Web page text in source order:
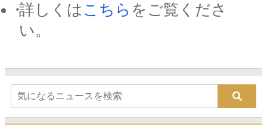
詳しくは こちら をご覧くださ
い。